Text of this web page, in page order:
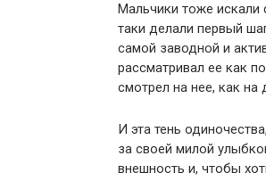
Мальчики тоже искали
таки делали первый
самой заводной и
рассматривал ее как
смотрел на нее, как
И эта тень
за своей милой
внешность и, чтобы